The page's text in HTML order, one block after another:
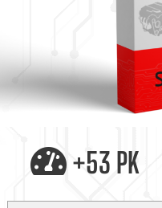
+53 PK